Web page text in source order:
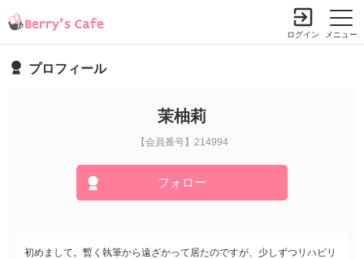
メニュー
ログイン
プロフィール
茉柚莉
【会員番号】214994
フォロー
初めまして。暫く執筆から遠ざかって居たのですが、少しずつリハビリ